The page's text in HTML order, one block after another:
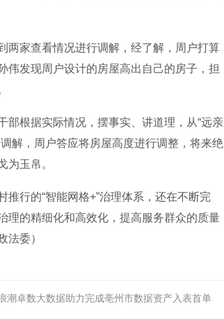
两家查看情况进行调解，经了解，周户打算
伟发现周户设计的房屋高出自己的房子，担
部根据实际情况，摆事实、讲道理，从“远亲
解，周户答应将房屋高度进行调整，将来绝
为玉帛。
推行的“智能网格+”治理体系，还在不断完
理的精细化和高效化， ‌提高服务群众的质量
法委）‌
潮卓数大数据助力完成亳州市数据资产入表首单